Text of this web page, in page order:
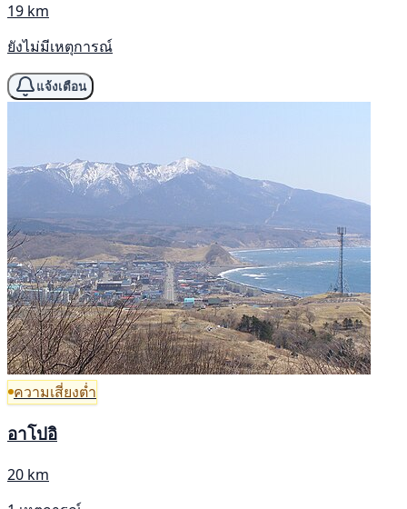
19 km
ยังไม่มีเหตุการณ์
แจ้งเตือน
ความเสี่ยงต่ำ
อาโปอิ
20 km